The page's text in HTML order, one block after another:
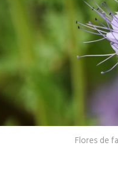
Flores de